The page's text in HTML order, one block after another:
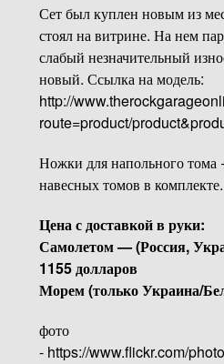
Сет был куплен новым из
стоял на витрине. На нем
слабый незначительный
новый. Ссылка на модель:
http://
route=product/
Ножки для напольного тома
навесных томов в комплекте.
Цена с доставкой в руки:
Самолетом — (Россия,
1155 долларов
Морем (только Украина/
фото
- https://www.flickr.com/